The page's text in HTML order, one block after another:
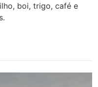
boi, trigo, café e